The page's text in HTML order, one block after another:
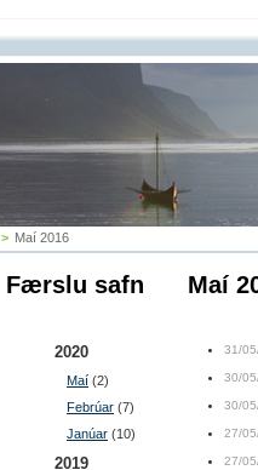
> Maí 2016
Færslu safn
2020
Maí (2)
Febrúar (7)
Janúar (10)
2019
maí
31/
30/
30/
27/
27/